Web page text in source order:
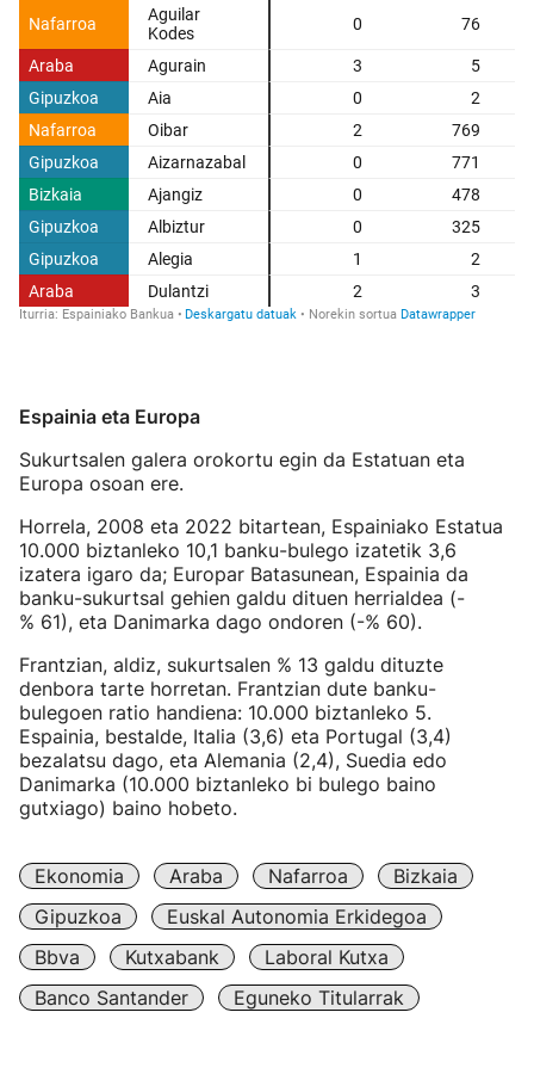
Espainia eta Europa
Sukurtsalen galera orokortu egin da Estatuan eta
Europa osoan ere.
Horrela, 2008 eta 2022 bitartean, Espainiako Estatua
10.000 biztanleko 10,1 banku-bulego izatetik 3,6
izatera igaro da; Europar Batasunean, Espainia da
banku-sukurtsal gehien galdu dituen herrialdea (-
% 61), eta Danimarka dago ondoren (-% 60).
Frantzian, aldiz, sukurtsalen % 13 galdu dituzte
denbora tarte horretan. Frantzian dute banku-
bulegoen ratio handiena: 10.000 biztanleko 5.
Espainia, bestalde, Italia (3,6) eta Portugal (3,4)
bezalatsu dago, eta Alemania (2,4), Suedia edo
Danimarka (10.000 biztanleko bi bulego baino
gutxiago) baino hobeto.
Ekonomia Araba Nafarroa
Bizkaia
Gipuzkoa
Euskal Autonomia Erkidegoa
Bbva
Kutxabank
Laboral Kutxa
Banco Santander
Eguneko Titularrak